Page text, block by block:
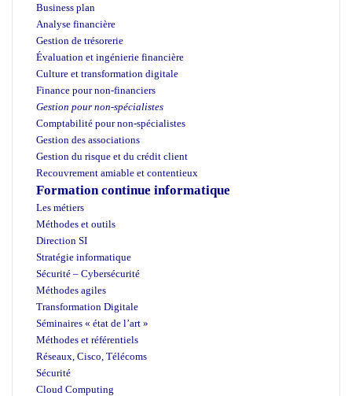
Business plan
Analyse financière
Gestion de trésorerie
Évaluation et ingénierie financière
Culture et transformation digitale
Finance pour non-financiers
Gestion pour non-spécialistes
Comptabilité pour non-spécialistes
Gestion des associations
Gestion du risque et du crédit client
Recouvrement amiable et contentieux
Formation continue informatique
Les métiers
Méthodes et outils
Direction SI
Stratégie informatique
Sécurité – Cybersécurité
Méthodes agiles
Transformation Digitale
Séminaires « état de l’art »
Méthodes et référentiels
Réseaux, Cisco, Télécoms
Sécurité
Cloud Computing